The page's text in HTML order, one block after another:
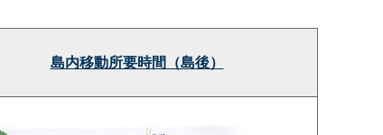
島内移動所要時間（島後）